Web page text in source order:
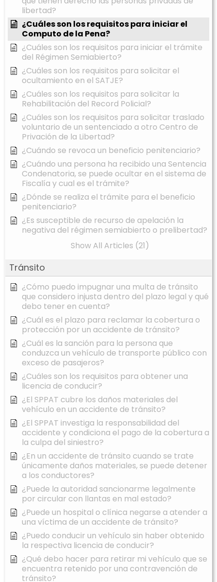
libertad?
¿Cuáles son los requisitos para iniciar el
Computo de la Pena?
¿Cuáles son los requisitos para iniciar el trámite
del Régimen Semiabierto?
¿Cuáles son los requisitos para solicitar el
ocultamiento en el SATJE?
¿Cuáles son los requisitos para solicitar la
Rehabilitación del Record Policial?
¿Cuáles son los requisitos para solicitar traslado
voluntario de un sentenciado a otro Centro de
Privación de la Libertad?
¿Cuándo se revoca un beneficio penitenciario?
¿Cuándo una persona ha recibido una Sentencia
Condenatoria, se puede ocultar en el sistema de
Fiscalía y cual es el trámite?
¿Dónde se realiza el trámite para el beneficio
penitenciario?
¿Es susceptible de recurso de apelación la
negativa del régimen semiabierto o prelibertad?
Show All Articles (21)
Tránsito
¿Cómo puedo impugnar una multa de tránsito
que considero injusta dentro del plazo legal y qué
debo tener en cuenta?
¿Cuál es el plazo para reclamar la cobertura o
protección por un accidente de tránsito?
¿Cuál es la sanción para la persona que
conduzca un vehículo de transporte público con
exceso de pasajeros?
¿Cuáles son los requisitos para obtener una
licencia de conducir?
¿El SPPAT cubre los daños materiales del
vehículo en un accidente de tránsito?
¿El SPPAT investiga la responsabilidad del
accidente y condiciona el pago de la cobertura a
la culpa del siniestro?
¿En un accidente de tránsito cuando se trate
únicamente daños materiales, se puede detener
a los conductores?
¿Puede la autoridad sancionarme legalmente
por circular con llantas en mal estado?
¿Puede un hospital o clínica negarse a atender a
una víctima de un accidente de tránsito?
¿Puedo conducir un vehículo sin haber obtenido
la respectiva licencia de conducir?
¿Qué debo hacer para retirar mi vehículo que se
encuentra retenido por una contravención de
tránsito?